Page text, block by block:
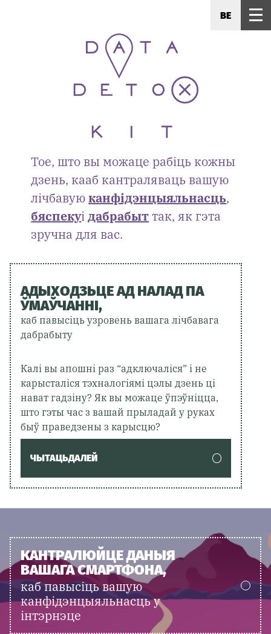
BE
Тое, што вы можаце рабіць кожны
дзень, кааб кантраляваць вашую
лічбавуюканфідэнцыяльнасць,
бяспекуідабрабыттак, як гэта
зручна для вас.
АДЫХОДЗЬЦЕ АД НАЛАД ПА
ЎМАЎЧАННІ,
каб павысіць узровень вашага лічбавага
дабрабыту
Калі вы апошні раз “адключаліся” і не
карысталіся тэхналогіямі цэлы дзень ці
нават гадзіну? Як вы можаце ўпэўніцца,
што гэты час з вашай прыладай у руках
быў праведзены з карысцю?
ЧЫТАЦЬДАЛЕЙ
КАНТРАЛЮЙЦЕ ДАНЫЯ
ВАШАГА СМАРТФОНА,
каб павысіць вашую
канфідэнцыяльнасць у
інтэрнэце